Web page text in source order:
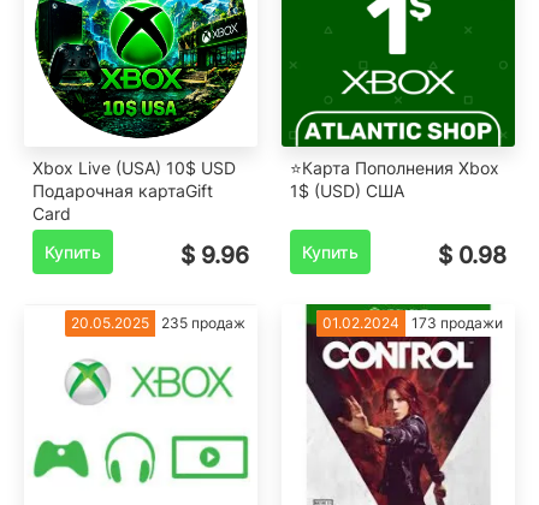
Xbox Live (USA) 10$ USD
Подарочная картаGift
Card
Купить
$ 9.96
⭐️Карта Пополнения Xbox
1$ (USD) США
Купить $ 0.98
20.05.2025 235 продаж 01.02.2024 173 продажи